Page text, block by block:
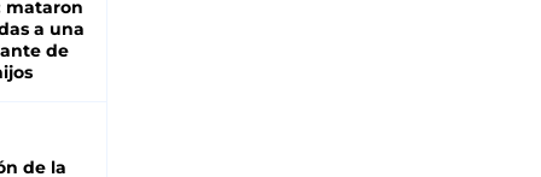
mataron
a una
de
de la